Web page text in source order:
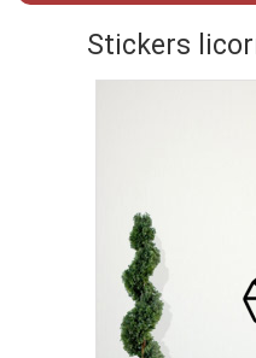
Stickers